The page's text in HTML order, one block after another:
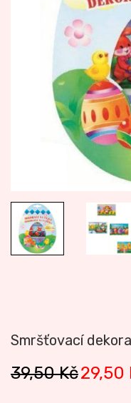
Smršťovací
39,50Kč Original
price
29,50